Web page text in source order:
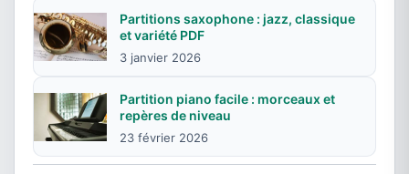
Partitions saxophone : jazz, classique
et variété PDF
3 janvier 2026
Partition piano facile : morceaux et
repères de niveau
23 février 2026